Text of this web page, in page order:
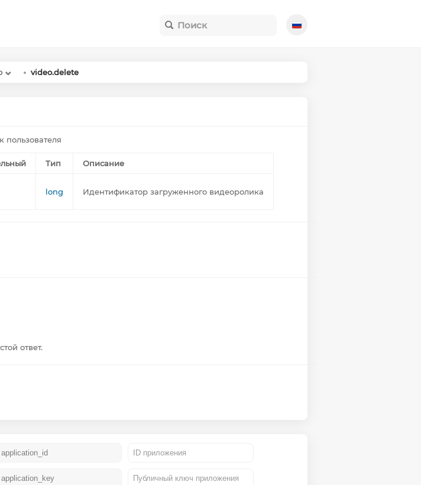
video.delete
пользователя
Тип Описание
long Идентификатор загруженного видеоролика
ответ.